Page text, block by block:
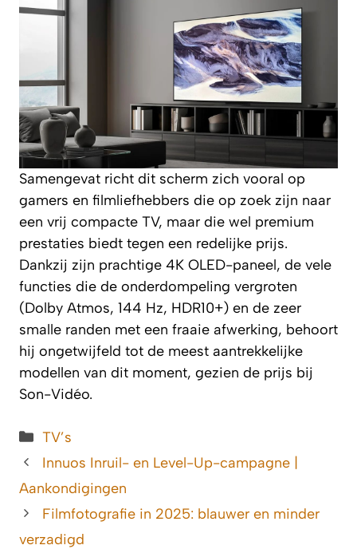
Samengevat richt dit scherm zich vooral op
gamers en filmliefhebbers die op zoek zijn naar
een vrij compacte TV, maar die wel premium
prestaties biedt tegen een redelijke prijs.
Dankzij zijn prachtige 4K OLED-paneel, de vele
functies die de onderdompeling vergroten
(Dolby Atmos, 144 Hz, HDR10+) en de zeer
smalle randen met een fraaie afwerking, behoort
hij ongetwijfeld tot de meest aantrekkelijke
modellen van dit moment, gezien de prijs bij
Son-Vidéo.
Categorieën
TV’s
Innuos Inruil- en Level-Up-campagne |
Aankondigingen
Filmfotografie in 2025: blauwer en minder
verzadigd